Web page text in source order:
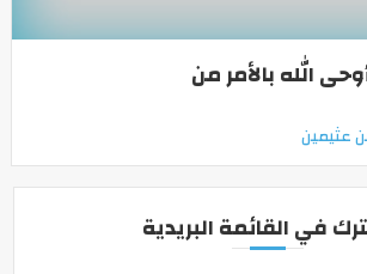
الله بالأمر من
عثيمين
في القائمة البريدية